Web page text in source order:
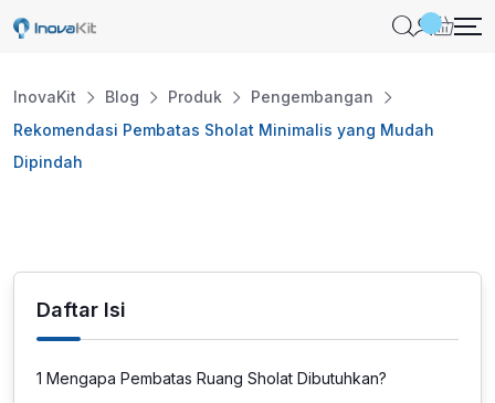
Skip
InovaKit Blog Produk
Pengembangan
Rekomendasi Pembatas Sholat Minimalis yang Mudah
Dipindah
Daftar Isi
1 Mengapa Pembatas Ruang Sholat Dibutuhkan?